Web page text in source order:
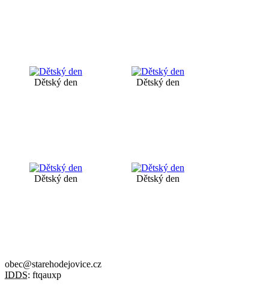
Dětský den Dětský den
Dětský den Dětský den
obec@starehodejovice.cz
IDDS: ftqauxp